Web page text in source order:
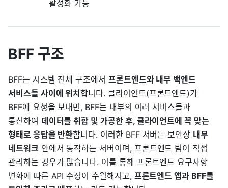
활성화 가능
BFF 구조
BFF는 시스템 전체 구조에서 프론트엔드와 내부 백엔드
서비스들 사이에 위치합니다. 클라이언트(프론트엔드)가
BFF에 요청을 보내면, BFF는 내부의 여러 서비스들과
통신하여 데이터를 취합 및 가공한 후, 클라이언트에 꼭 맞는
형태로 응답을 반환합니다. 이러한 BFF 서버는 보안상 내부
네트워크 안에서 동작하는 서버이며, 프론트엔드 팀이 직접
관리하는 경우가 많습니다. 이를 통해 프론트엔드 요구사항
변화에 따른 API 수정이 수월해지고, 프론트엔드 앱과 BFF를